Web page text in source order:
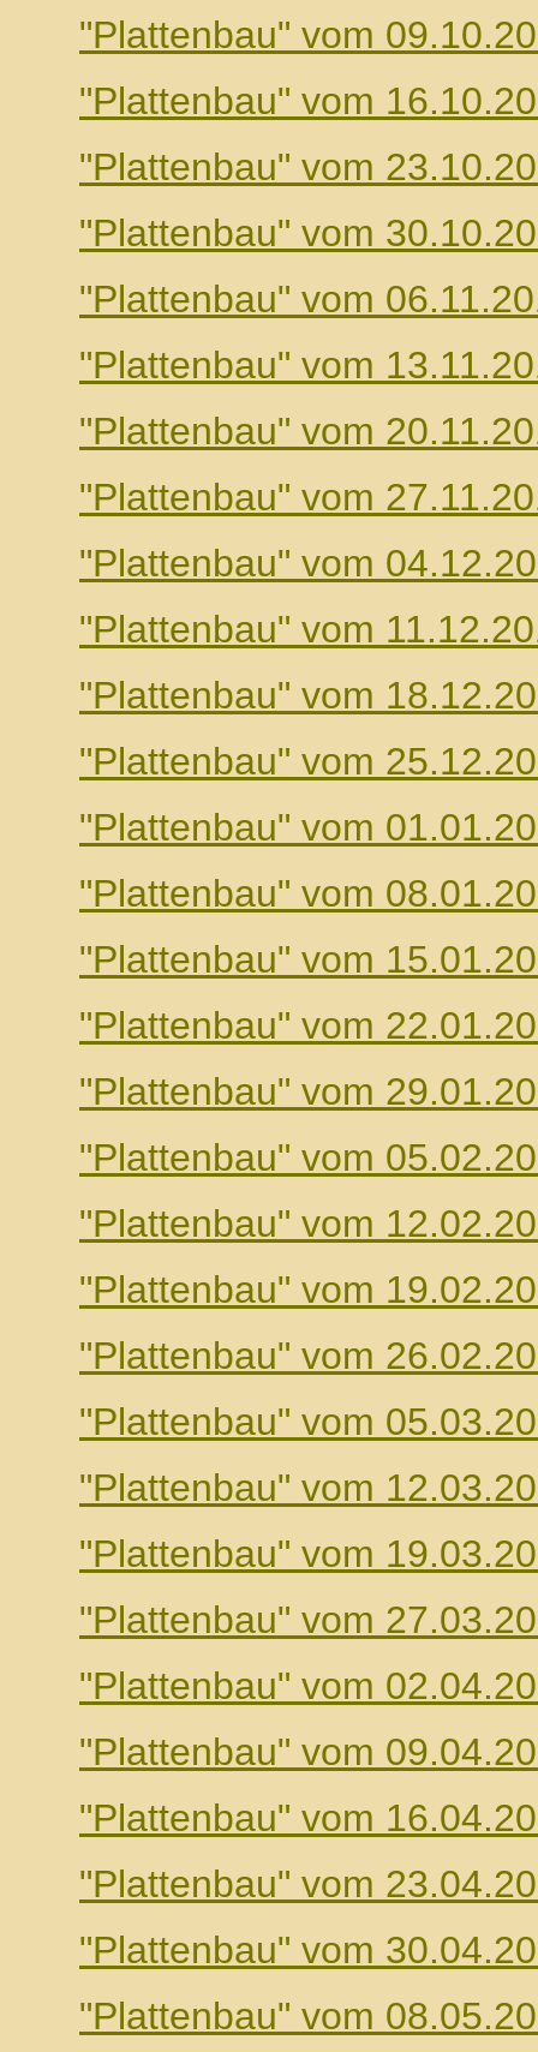
"Plattenbau" vom
"Plattenbau" vom
"Plattenbau" vom
"Plattenbau" vom
"Plattenbau" vom
"Plattenbau" vom
"Plattenbau" vom
"Plattenbau" vom
"Plattenbau" vom
"Plattenbau" vom
"Plattenbau" vom
"Plattenbau" vom
"Plattenbau" vom
"Plattenbau" vom
"Plattenbau" vom
"Plattenbau" vom
"Plattenbau" vom
"Plattenbau" vom
"Plattenbau" vom
"Plattenbau" vom
"Plattenbau" vom
"Plattenbau" vom
"Plattenbau" vom
"Plattenbau" vom
"Plattenbau" vom
"Plattenbau" vom
"Plattenbau" vom
"Plattenbau" vom
"Plattenbau" vom
"Plattenbau" vom
"Plattenbau" vom